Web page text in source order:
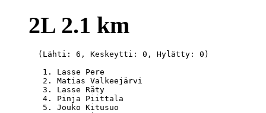
2L 2.1 km
  (Lähti: 6, Keskeytti: 0, Hylätty: 0)
1. Lasse Pere
2. Matias Valkeejärvi
3. Lasse Räty
4. Pinja Piittala
5. Jouko Kitusuo